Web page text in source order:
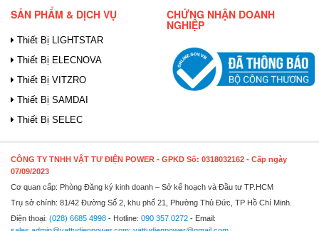
SẢN PHẨM & DỊCH VỤ
Thiết Bị LIGHTSTAR
Thiết Bị ELECNOVA
Thiết Bị VITZRO
Thiết Bị SAMDAI
Thiết Bị SELEC
CHỨNG NHẬN DOANH
NGHIỆP
CÔNG TY TNHH VẬT TƯ ĐIỆN POWER - GPKD Số: 0318032162 - Cấp ngày
07/09/2023
Cơ quan cấp: Phòng Đăng ký kinh doanh – Sở kế hoạch và Đầu tư TP.HCM
Trụ sở chính: 81/42 Đường Số 2, khu phố 21, Phường Thủ Đức, TP Hồ Chí Minh.
Điện thoại: (028) 6685 4998 - Hotline: 090 357 0272 - Email: